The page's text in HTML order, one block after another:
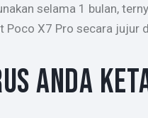
selama 1 bulan,
X7 Pro secara jujur
ANDA